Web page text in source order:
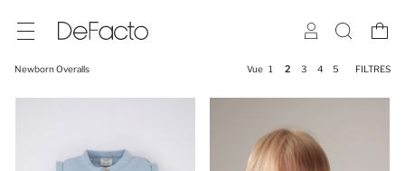
Newborn Overalls Vue 1 2 3 4 5 FILTRES